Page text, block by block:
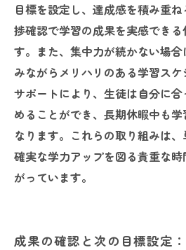
目標を設定し、達成感を積み重
捗確認で学習の成果を実感でき
す。また、集中力が続かない場
みながらメリハリのある学習ス
サポートにより、生徒は自分に
めることができ、長期休暇中も
なります。これらの取り組みは
確実な学力アップを図る貴重な
がっています。
成果の確認と次の目標設定